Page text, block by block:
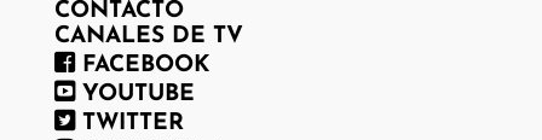
CONTACTO
CANALES DE TV
FACEBOOK
YOUTUBE
TWITTER